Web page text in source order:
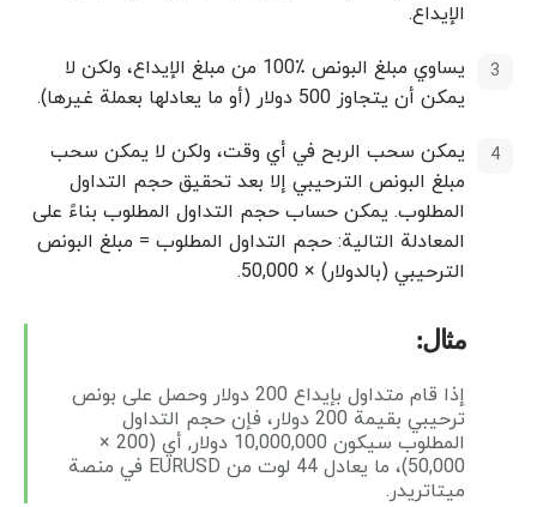
الإيداع.
يساوي مبلغ البونص ٪100 من مبلغ الإيداع، ولكن لا
يمكن أن يتجاوز 500 دولار (أو ما يعادلها بعملة غیرها).
يمكن سحب الربح في أي وقت، ولكن لا يمكن سحب
مبلغ البونص الترحيبي إلا بعد تحقيق حجم التداول
المطلوب. يمكن حساب حجم التداول المطلوب بناءً على
المعادلة التالیة: حجم التداول المطلوب = مبلغ البونص
الترحيبي (بالدولار) × 50,000.
مثال:
إذا قام متداول بإيداع 200 دولار وحصل على بونص
ترحيبي بقيمة 200 دولار، فإن حجم التداول
المطلوب سيكون 10,000,000 دولار, أي (200 ×
50,000)، ما يعادل 44 لوت من EURUSD في منصة
ميتاتريدر.